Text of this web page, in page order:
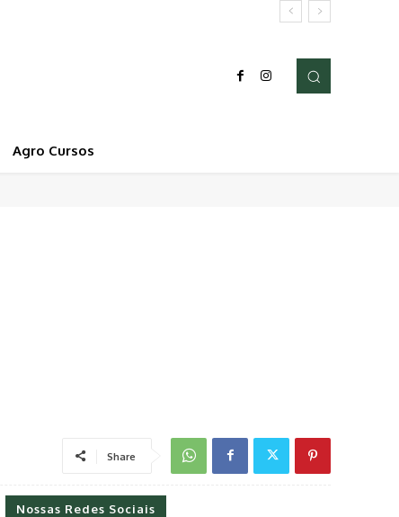
Agro Cursos
Share
Nossas Redes Sociais